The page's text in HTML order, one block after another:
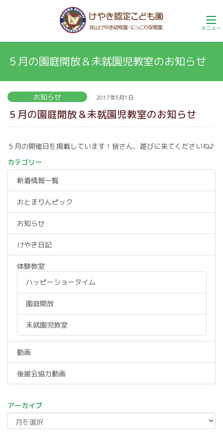
５月の園庭開放＆未就園児教室のお知らせ
お知らせ 2017年5月1日
５月の園庭開放＆未就園児教室のお知らせ
５月の開催日を掲載しています！皆さん、遊びに来てくださいね♪
カテゴリー
新着情報一覧
おとまりんピック
お知らせ
けやき日記
体験教室
ハッピーショータイム
園庭開放
未就園児教室
動画
後援会協力動画
アーカイブ